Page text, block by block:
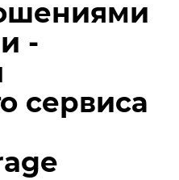
-
сервиса